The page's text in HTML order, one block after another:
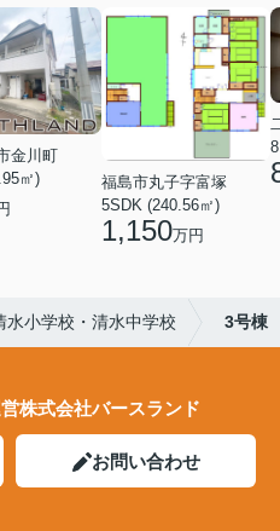
金川町
㎡)
福島市丸子字富塚
5SDK (240.56㎡)
1,150万円
小学校・清水中学校 3号棟
株式会社バースランド
お問い合わせ